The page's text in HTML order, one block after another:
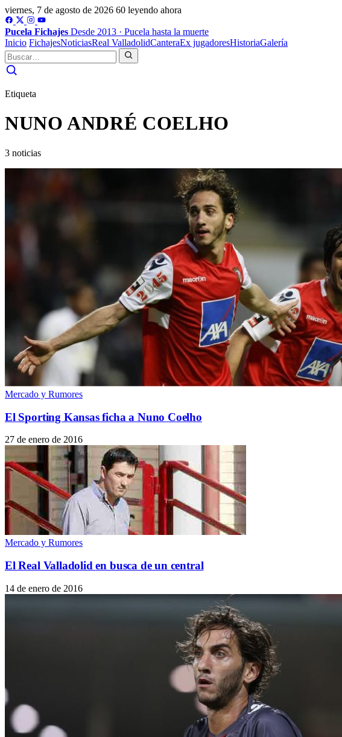
viernes, 7 de agosto de 2026 60 leyendo ahora
Pucela Fichajes Desde 2013 · Pucela hasta la muerte
Inicio FichajesNoticiasReal ValladolidCanteraEx jugadoresHistoriaGalería
Etiqueta
NUNO ANDRÉ COELHO
3 noticias
Mercado y Rumores
El Sporting Kansas ficha a Nuno Coelho
27 de enero de 2016
Mercado y Rumores
El Real Valladolid en busca de un central
14 de enero de 2016